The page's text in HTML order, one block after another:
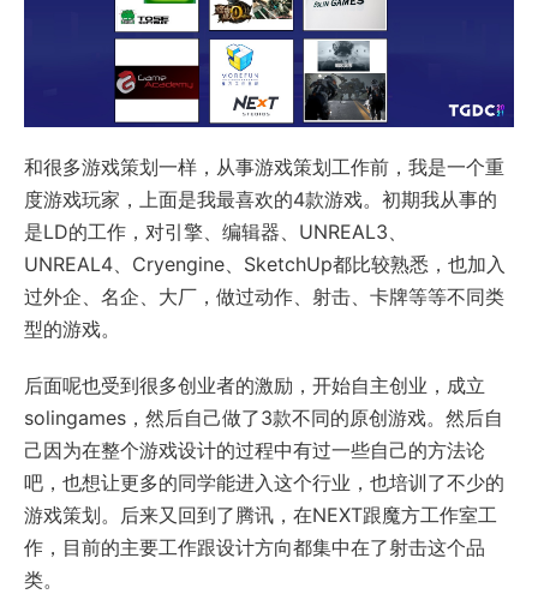
和很多游戏策划一样，从事游戏策划工作前，我是一个重
度游戏玩家，上面是我最喜欢的4款游戏。初期我从事的
是LD的工作，对引擎、编辑器、UNREAL3、
UNREAL4、Cryengine、SketchUp都比较熟悉，也加入
过外企、名企、大厂，做过动作、射击、卡牌等等不同类
型的游戏。
后面呢也受到很多创业者的激励，开始自主创业，成立
solingames，然后自己做了3款不同的原创游戏。然后自
己因为在整个游戏设计的过程中有过一些自己的方法论
吧，也想让更多的同学能进入这个行业，也培训了不少的
游戏策划。后来又回到了腾讯，在NEXT跟魔方工作室工
作，目前的主要工作跟设计方向都集中在了射击这个品
类。